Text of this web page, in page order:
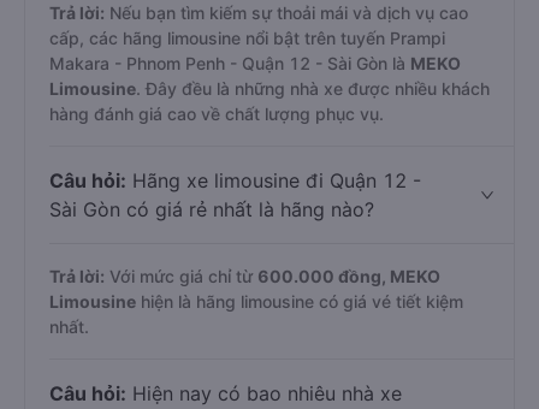
Trả lời: Nếu bạn tìm kiếm sự thoải mái và dịch vụ cao
cấp, các hãng limousine nổi bật trên tuyến Prampi
Makara - Phnom Penh - Quận 12 - Sài Gòn là MEKO
Limousine. Đây đều là những nhà xe được nhiều khách
hàng đánh giá cao về chất lượng phục vụ.
Câu hỏi: Hãng xe limousine đi Quận 12 -
Sài Gòn có giá rẻ nhất là hãng nào?
Trả lời: Với mức giá chỉ từ 600.000 đồng, MEKO
Limousine hiện là hãng limousine có giá vé tiết kiệm
nhất.
Câu hỏi: Hiện nay có bao nhiêu nhà xe